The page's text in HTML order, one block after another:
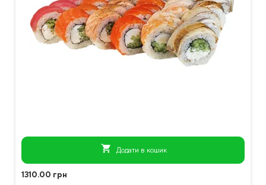
shopping_cart Додати в кошик
1310.00 грн